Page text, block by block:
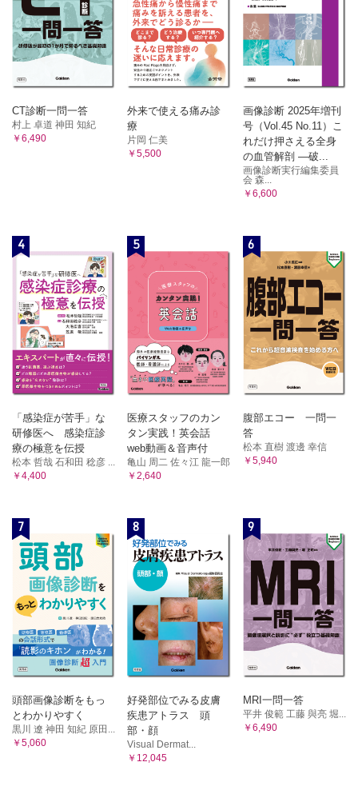
CT診断一問一答
村上 卓道 神田 知紀
￥6,490
外来で使える痛み診
療
片岡 仁美
￥5,500
画像診断 2025年増刊
号（Vol.45 No.11）こ
れだけ押さえる全身
の血管解剖 ―破...
画像診断実行編集委員
会 森...
￥6,600
4
「感染症が苦手」な
研修医へ 感染症診
療の極意を伝授
松本 哲哉 石和田 稔彦 ...
￥4,400
5
医療スタッフのカン
タン実践！英会話
web動画＆音声付
亀山 周二 佐々江 龍一郎
￥2,640
6
腹部エコー 一問一
答
松本 直樹 渡邊 幸信
￥5,940
7
頭部画像診断をもっ
とわかりやすく
黒川 遼 神田 知紀 原田...
￥5,060
8
好発部位でみる皮膚
疾患アトラス 頭
部・顔
Visual Dermat...
￥12,045
9
MRI一問一答
平井 俊範 工藤 與亮 堀...
￥6,490